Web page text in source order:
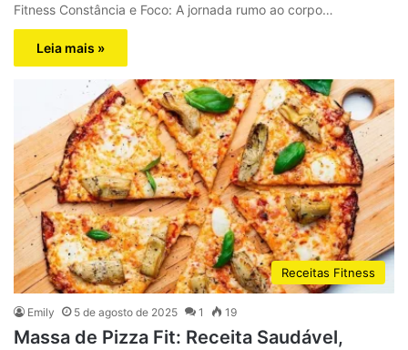
Fitness Constância e Foco: A jornada rumo ao corpo…
Leia mais »
Receitas Fitness
Emily 5 de agosto de 2025 1 19
Massa de Pizza Fit: Receita Saudável,